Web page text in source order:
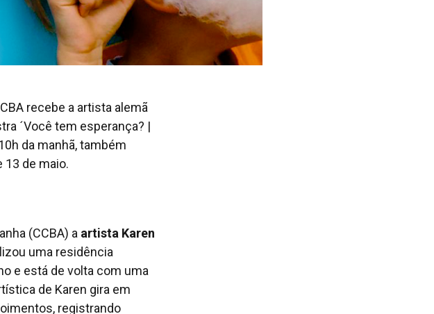
recebe a artista alemã
´Você tem esperança? |
da manhã, também
13 de maio.
(CCBA) a artista Karen
uma residência
e está de volta com uma
de Karen gira em
registrando